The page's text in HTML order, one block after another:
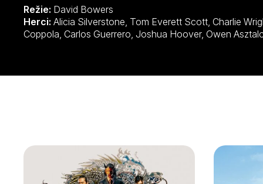
Režie: David Bowers
Herci:
Coppola, Carlos Guerrero, Joshua Hoover, Owen